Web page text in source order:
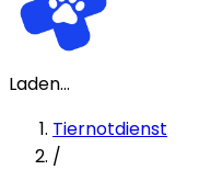
Laden...
Tiernotdienst
/